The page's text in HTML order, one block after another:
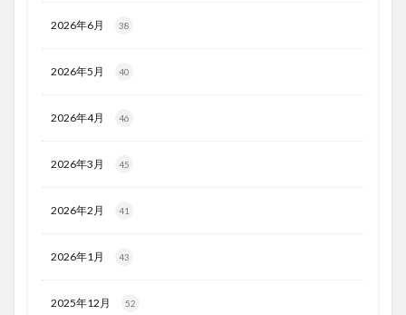
2026年6月 38
2026年5月 40
2026年4月 46
2026年3月 45
2026年2月 41
2026年1月 43
2025年12月 52